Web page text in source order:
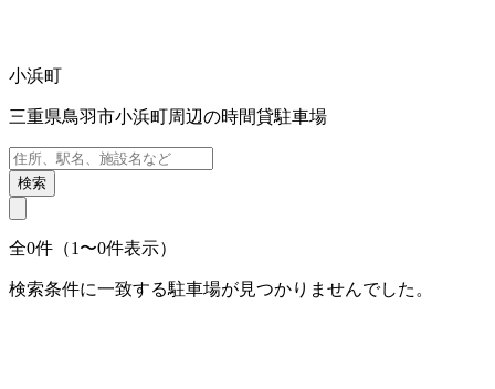
小浜町
三重県鳥羽市小浜町周辺の時間貸駐車場
検索
全0件（1〜0件表示）
検索条件に一致する駐車場が見つかりませんでした。